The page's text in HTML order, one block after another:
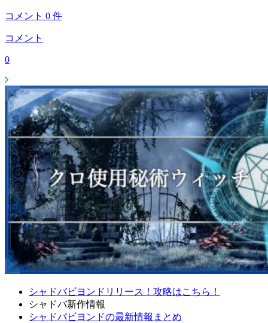
コメント 0 件
コメント
0
シャドバビヨンドリリース！攻略はこちら！
シャドバ新作情報
シャドバビヨンドの最新情報まとめ